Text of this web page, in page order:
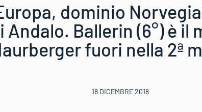
dominio
Andalo. Ballerin (6°) è il
fuori nella 2ª
18 DICEMBRE 2018